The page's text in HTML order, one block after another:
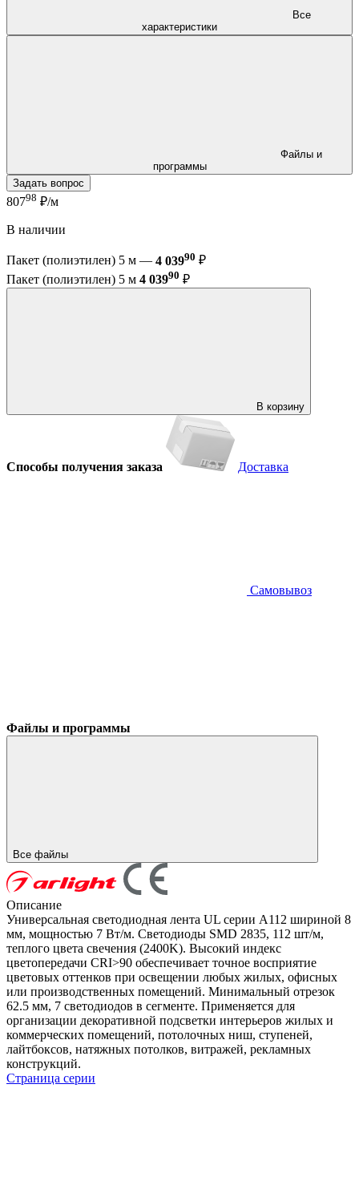
характеристики
программы
Задать вопрос
80798 ₽/м
В наличии
Пакет (полиэтилен) 5 м — 4 03990 ₽
Пакет (полиэтилен) 5 м 4 03990 ₽
В корзину
Способы получения заказа Доставка
Самовывоз
Файлы и программы
Все файлы
Описание
Универсальная светодиодная лента UL серии A112 шириной 8
мм, мощностью 7 Вт/м. Светодиоды SMD 2835, 112 шт/м,
теплого цвета свечения (2400K). Высокий индекс
цветопередачи CRI>90 обеспечивает точное восприятие
цветовых оттенков при освещении любых жилых, офисных
или производственных помещений. Минимальный отрезок
62.5 мм, 7 светодиодов в сегменте. Применяется для
организации декоративной подсветки интерьеров жилых и
коммерческих помещений, потолочных ниш, ступеней,
лайтбоксов, натяжных потолков, витражей, рекламных
конструкций.
Страница серии